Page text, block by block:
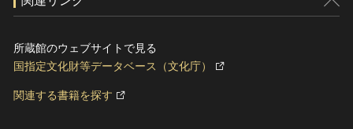
所蔵館のウェブサイトで見る
国指定文化財等データベース（文化庁）
関連する書籍を探す